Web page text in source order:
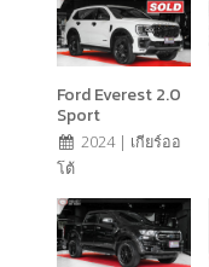
Ford Everest 2.0
Sport
2024 | เกียร์ออ
โต้